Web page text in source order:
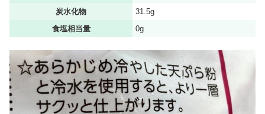
炭水化物
31.5g
食塩相当量
0g